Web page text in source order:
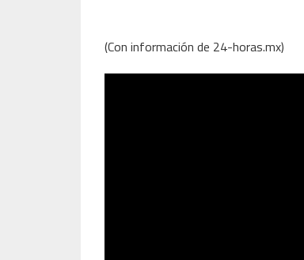
(Con información de 24-horas.mx)